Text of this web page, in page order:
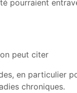
pourraient
peut citer
en particulier
chroniques.